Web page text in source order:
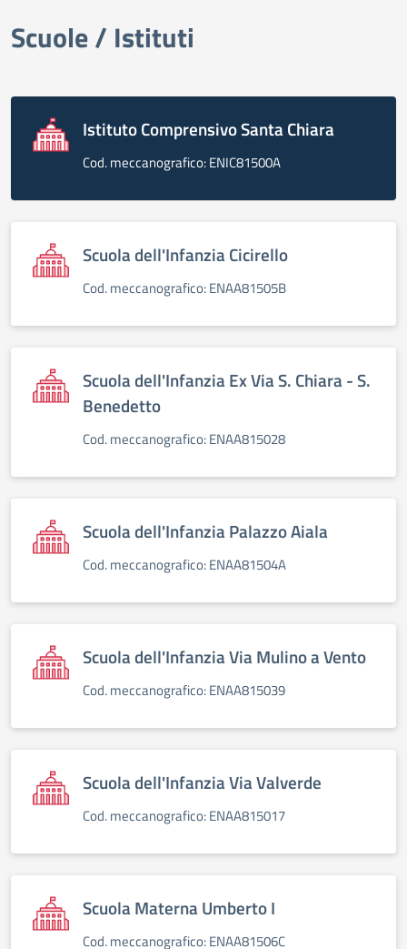
elenco degli organi
Scuole / Istituti
Istituto Comprensivo Santa Chiara
Cod. meccanografico: ENIC81500A
Scuola dell'Infanzia Cicirello
Cod. meccanografico: ENAA81505B
Scuola dell'Infanzia Ex Via S. Chiara - S.
Benedetto
Cod. meccanografico: ENAA815028
Scuola dell'Infanzia Palazzo Aiala
Cod. meccanografico: ENAA81504A
Scuola dell'Infanzia Via Mulino a Vento
Cod. meccanografico: ENAA815039
Scuola dell'Infanzia Via Valverde
Cod. meccanografico: ENAA815017
Scuola Materna Umberto I
Cod. meccanografico: ENAA81506C